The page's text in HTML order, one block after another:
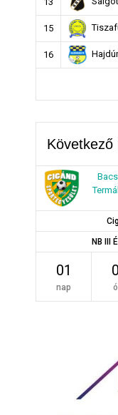
15
16
Következő
NB III
01
nap